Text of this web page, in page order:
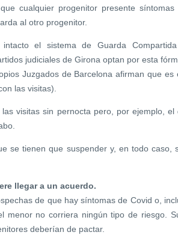
cualquier progenitor presente
al otro progenitor.
el sistema de Guarda
judiciales de Girona optan por esta
Juzgados de Barcelona afirman que es
las visitas).
visitas sin pernocta pero, por ejemplo, el
se tienen que suspender y, en todo caso,
llegar a un acuerdo.
de que hay síntomas de Covid o,
no corriera ningún tipo de riesgo.
deberían de pactar.